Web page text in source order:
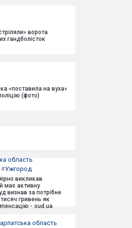
ворота
гандболісток
«поставила на вуха»
(фото)
область
#Ужгород
викликав
має активну
визнав за потрібне
гривень як
- sud.ua
область